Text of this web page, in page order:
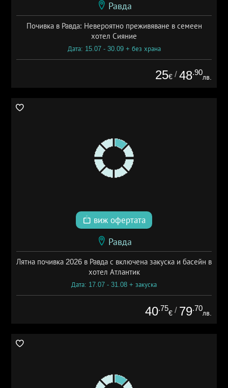
Равда
Почивка в Равда: Невероятно преживяване в семеен
хотел Сияние
Дата: 15.07 - 30.09 + без храна
25€ / 48.90
лв.
виж офертата
Равда
Лятна почивка 2026 в Равда с включена закуска и басейн в
хотел Атлантик
Дата: 17.07 - 31.08 + закуска
40.75
€ / 79.70
лв.